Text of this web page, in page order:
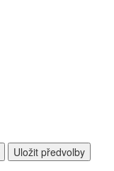
Uložit předvolby